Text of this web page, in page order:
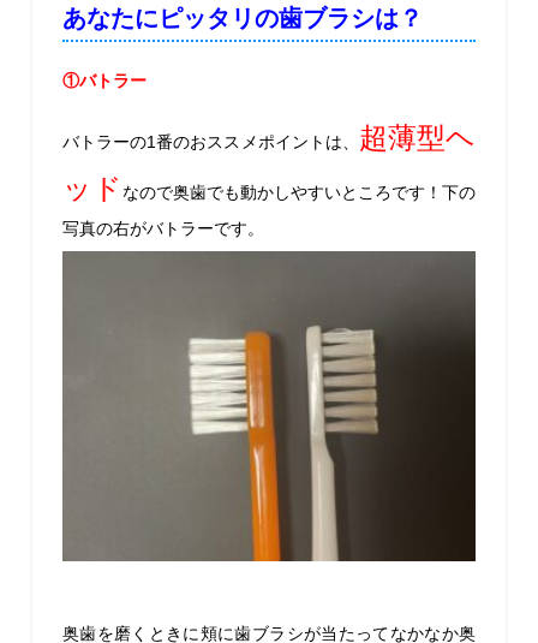
あなたにピッタリの歯ブラシは？
①バトラー
バトラーの1番のおススメポイントは、 超薄型ヘ
ッド なので奥歯でも動かしやすいところです！下の
写真の右がバトラーです。
奥歯を磨くときに頬に歯ブラシが当たってなかなか奥